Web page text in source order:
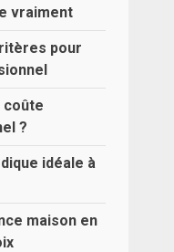
vraiment
pour
coûte
?
idéale à
maison en